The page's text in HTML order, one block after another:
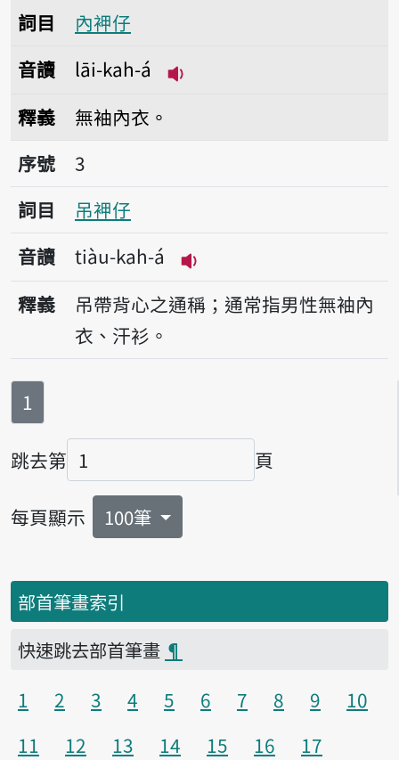
詞目
內䘥仔
音讀
lāi-kah-á
釋義
無袖內衣。
序號3吊䘥仔
序號
3
詞目
吊䘥仔
音讀
tiàu-kah-á
播放音讀tiàu-kah-á
釋義
吊帶背心之通稱；通常指男性無袖內
衣、汗衫。
第
1
跳去第
頁碼
頁
每頁顯示 100筆
部首筆畫索引
快速跳去部首筆畫 ¶
1
2 3 4 5 6 7 8 9
10
11
12 13 14 15 16 17